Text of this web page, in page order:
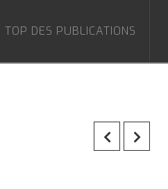
TOP DES PUBLICATIONS